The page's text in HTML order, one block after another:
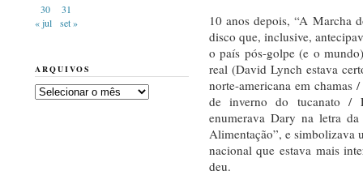
10 anos depois, “A Marcha
disco que, inclusive,
o país pós-golpe (e o
real (David Lynch estava
norte-americana em
de inverno do tucanato /
enumerava Dary na letra
Alimentação”, e simbolizava
nacional que estava mais
deu.
30
31
« jul
set »
ARQUIVOS
Arquivos